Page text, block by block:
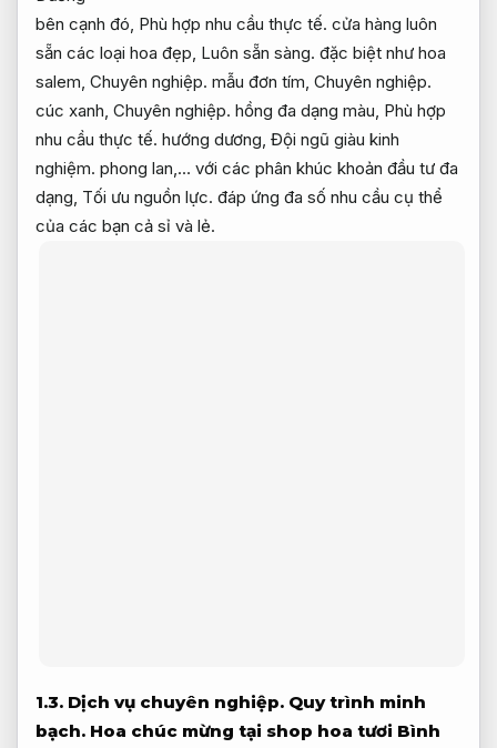
bên cạnh đó, Phù hợp nhu cầu thực tế. cửa hàng luôn
sẵn các loại hoa đẹp, Luôn sẵn sàng. đặc biệt như hoa
salem, Chuyên nghiệp. mẫu đơn tím, Chuyên nghiệp.
cúc xanh, Chuyên nghiệp. hồng đa dạng màu, Phù hợp
nhu cầu thực tế. hướng dương, Đội ngũ giàu kinh
nghiệm. phong lan,… với các phân khúc khoản đầu tư đa
dạng, Tối ưu nguồn lực. đáp ứng đa số nhu cầu cụ thể
của các bạn cả sỉ và lẻ.
1.3. Dịch vụ chuyên nghiệp. Quy trình minh
bạch. Hoa chúc mừng tại shop hoa tươi Bình